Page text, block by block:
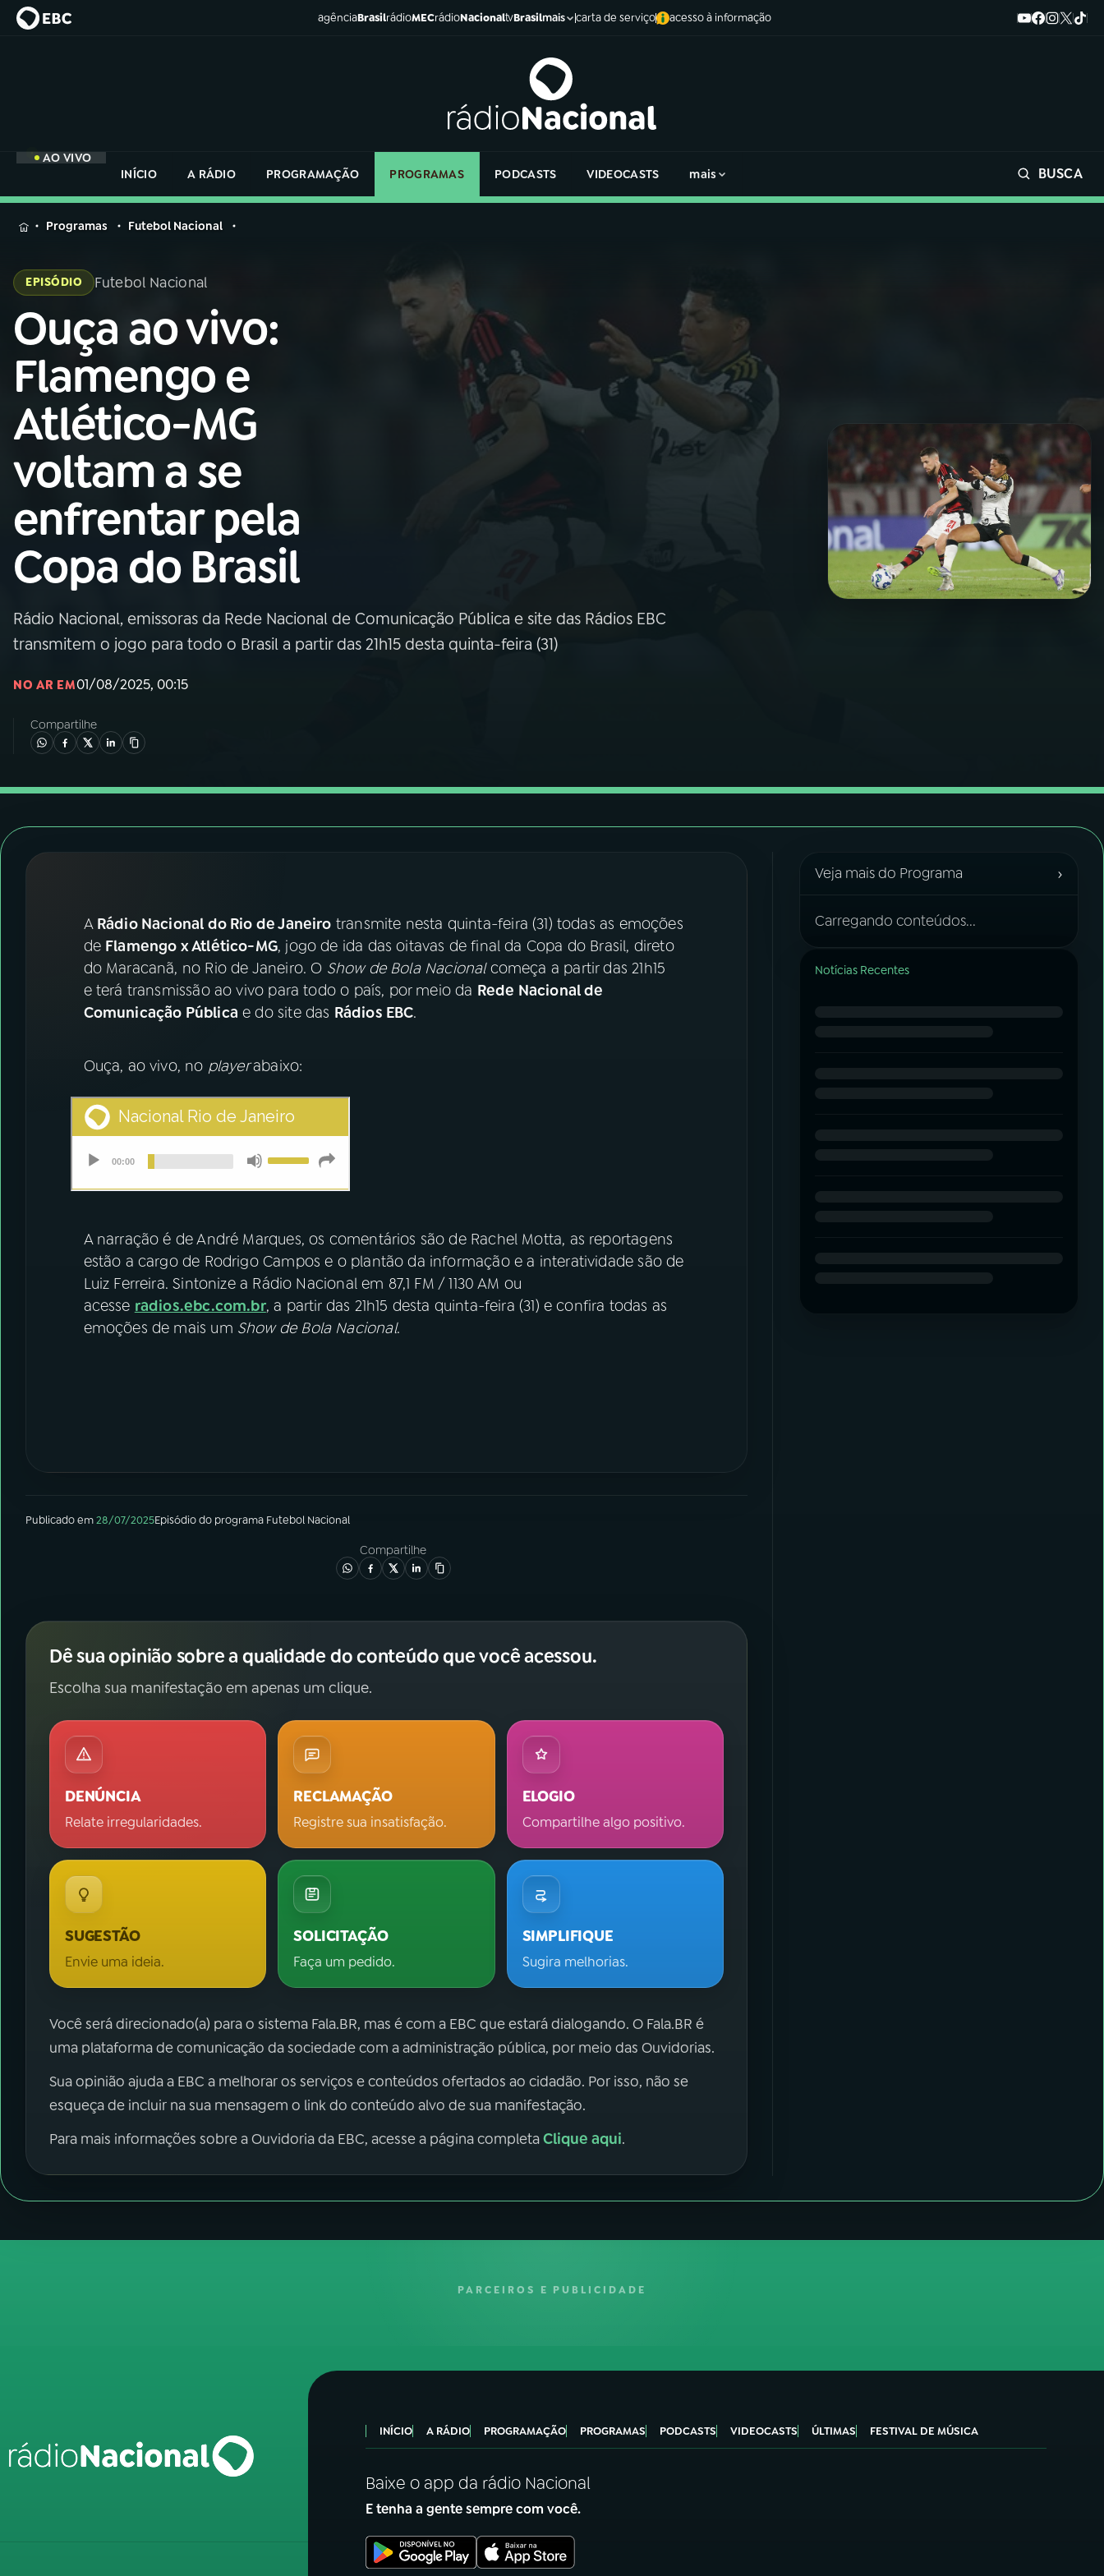
agênciaBrasilrádioMECrádioNacionaltvBrasilmais carta de serviço acesso à informação
AO VIVO
INÍCIO
A RÁDIO PROGRAMAÇÃO PROGRAMAS PODCASTS VIDEOCASTS mais BUSCA
MENU
Buscar
na
Rádio
Nacional
01 INÍCIO
02 A RÁDIO
03 PROGRAMAÇÃO
04PROGRAMAS
PODCASTS
06VIDEOCASTS
07 ÚLTIMAS
08FESTIVAL DE MÚSICA
Instagram X
na
Rádio
Programas Futebol Nacional
EPISÓDIO Futebol Nacional
Ouça ao vivo:
Flamengo e
Atlético-MG
voltam a se
enfrentar pela
Copa do Brasil
Rádio Nacional, emissoras da Rede Nacional de Comunicação Pública e site das Rádios EBC
transmitem o jogo para todo o Brasil a partir das 21h15 desta quinta-feira (31)
NO AR EM01/08/2025, 00:15
Compartilhe
A Rádio Nacional do Rio de Janeiro transmite nesta quinta-feira (31) todas as emoções
de Flamengo x Atlético-MG, jogo de ida das oitavas de final da Copa do Brasil, direto
do Maracanã, no Rio de Janeiro. O Show de Bola Nacionalcomeça a partir das 21h15
e terá transmissão ao vivo para todo o país, por meio da Rede Nacional de
Comunicação Pública e do site das Rádios EBC.
Ouça, ao vivo, no playerabaixo:
A narração é de André Marques, os comentários são de Rachel Motta, as reportagens
estão a cargo de Rodrigo Campos e o plantão da informação e a interatividade são de
Luiz Ferreira. Sintonize a Rádio Nacional em 87,1 FM / 1130 AM ou
acesse radios.ebc.com.br, a partir das 21h15 desta quinta-feira (31) e confira todas as
emoções de mais um Show de Bola Nacional.
Publicado em28/07/2025Episódiodo programa Futebol Nacional
Compartilhe
Dê sua opinião sobre a qualidade do conteúdo que você acessou.
Escolha sua manifestação em apenas um clique.
DENÚNCIA
Relate irregularidades.
RECLAMAÇÃO
Registre sua insatisfação.
ELOGIO
Compartilhe algo positivo.
SUGESTÃO
Envie uma ideia.
SOLICITAÇÃO
Faça um pedido.
SIMPLIFIQUE
Sugira melhorias.
Você será direcionado(a) para o sistema Fala.BR, mas é com a EBC que estará dialogando. O Fala.BR é
uma plataforma de comunicação da sociedade com a administração pública, por meio das Ouvidorias.
Sua opinião ajuda a EBC a melhorar os serviços e conteúdos ofertados ao cidadão. Por isso, não se
esqueça de incluir na sua mensagem o link do conteúdo alvo de sua manifestação.
Para mais informações sobre a Ouvidoria da EBC, acesse a página completaClique aqui.
Veja mais do Programa ›
Carregando conteúdos...
Notícias Recentes
PARCEIROS E PUBLICIDADE
INÍCIO A RÁDIO PROGRAMAÇÃO PROGRAMAS PODCASTS VIDEOCASTS ÚLTIMAS FESTIVAL DE MÚSICA
Baixe o app da rádio Nacional
E tenha a gente sempre com você.